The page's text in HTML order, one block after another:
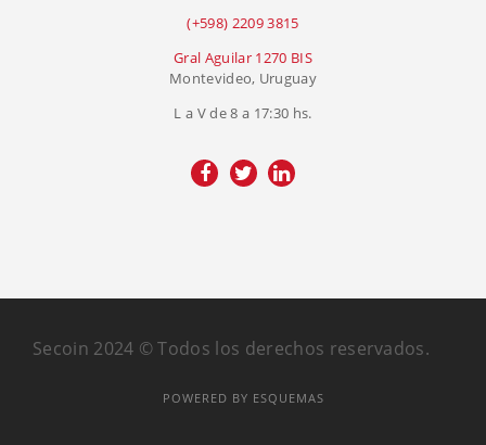
(+598) 2209 3815
Gral Aguilar 1270 BIS
Montevideo, Uruguay
L a V de 8 a 17:30 hs.
Secoin 2024 © Todos los derechos reservados.
POWERED BY ESQUEMAS